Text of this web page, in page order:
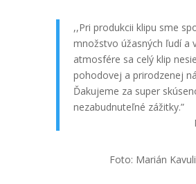
,,Pri produkcii klipu ​sme
množstvo úžasných ľudí a
atmosfére​ sa celý klip
pohodovej a prirodzenej
Ďakujeme za super
nezabudnuteľné zážitky.”
Foto: Marián